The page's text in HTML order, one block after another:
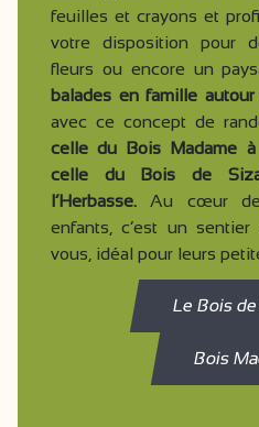
feuilles et crayons et
votre disposition pour
fleurs ou encore un
balades en famille
avec ce concept de
celle du Bois Madame
celle du Bois de
l’Herbasse. Au cœur
enfants, c’est un
vous, idéal pour leurs
Le Bois
Bois